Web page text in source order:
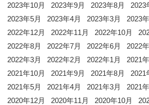
2023年10月
2023年9月 2023年8月 2023
2023年5月
2023年4月 2023年3月 2023
2022年12月
2022年11月 2022年10月
2022年8月
2022年7月 2022年6月 2022
2022年3月
2022年2月 2022年1月 2021
2021年10月
2021年9月 2021年8月 2021
2021年5月
2021年4月 2021年3月 2021
2020年12月
2020年11月 2020年10月